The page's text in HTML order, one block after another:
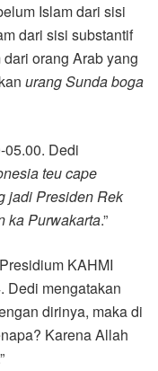
Islam dari sisi
dari sisi substantif
orang Arab yang
urang Sunda boga
Dedi
teu cape
jadi Presiden Rek
ka Purwakarta.”
KAHMI
Dedi mengatakan
dirinya, maka di
Karena Allah